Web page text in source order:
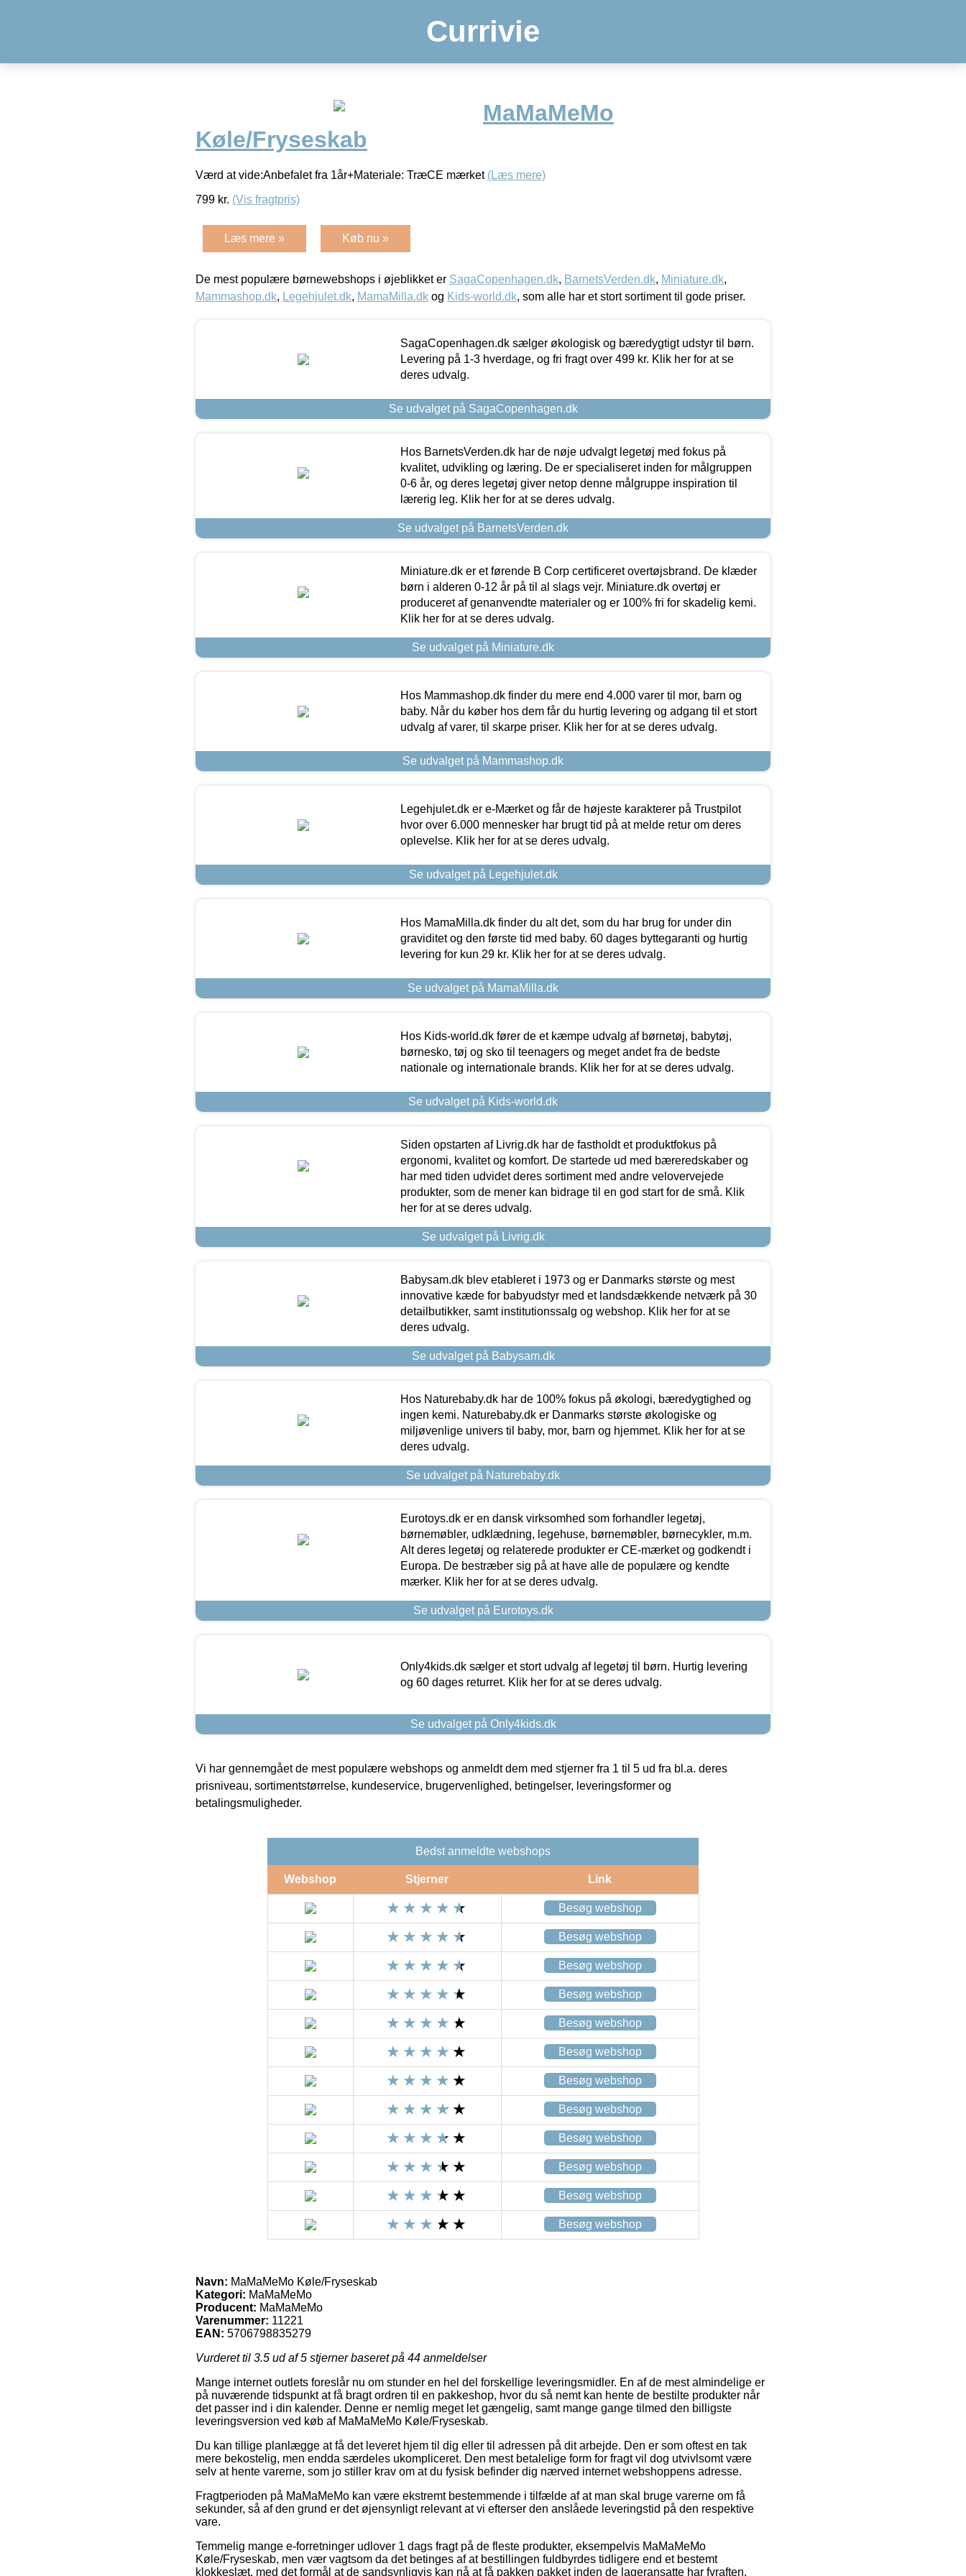
Currivie
MaMaMeMo
Køle/Fryseskab
Værd at vide:Anbefalet fra 1år+Materiale: TræCE mærket (Læs mere)
799 kr. (Vis fragtpris)
Læs mere » Køb nu »
De mest populære børnewebshops i øjeblikket er SagaCopenhagen.dk, BarnetsVerden.dk, Miniature.dk,
Mammashop.dk, Legehjulet.dk, MamaMilla.dk og Kids-world.dk, som alle har et stort sortiment til gode priser.
SagaCopenhagen.dk sælger økologisk og bæredygtigt udstyr til børn.
Levering på 1-3 hverdage, og fri fragt over 499 kr. Klik her for at se
deres udvalg.
Se udvalget på SagaCopenhagen.dk
Hos BarnetsVerden.dk har de nøje udvalgt legetøj med fokus på
kvalitet, udvikling og læring. De er specialiseret inden for målgruppen
0-6 år, og deres legetøj giver netop denne målgruppe inspiration til
lærerig leg. Klik her for at se deres udvalg.
Se udvalget på BarnetsVerden.dk
Miniature.dk er et førende B Corp certificeret overtøjsbrand. De klæder
børn i alderen 0-12 år på til al slags vejr. Miniature.dk overtøj er
produceret af genanvendte materialer og er 100% fri for skadelig kemi.
Klik her for at se deres udvalg.
Se udvalget på Miniature.dk
Hos Mammashop.dk finder du mere end 4.000 varer til mor, barn og
baby. Når du køber hos dem får du hurtig levering og adgang til et stort
udvalg af varer, til skarpe priser. Klik her for at se deres udvalg.
Se udvalget på Mammashop.dk
Legehjulet.dk er e-Mærket og får de højeste karakterer på Trustpilot
hvor over 6.000 mennesker har brugt tid på at melde retur om deres
oplevelse. Klik her for at se deres udvalg.
Se udvalget på Legehjulet.dk
Hos MamaMilla.dk finder du alt det, som du har brug for under din
graviditet og den første tid med baby. 60 dages byttegaranti og hurtig
levering for kun 29 kr. Klik her for at se deres udvalg.
Se udvalget på MamaMilla.dk
Hos Kids-world.dk fører de et kæmpe udvalg af børnetøj, babytøj,
børnesko, tøj og sko til teenagers og meget andet fra de bedste
nationale og internationale brands. Klik her for at se deres udvalg.
Se udvalget på Kids-world.dk
Siden opstarten af Livrig.dk har de fastholdt et produktfokus på
ergonomi, kvalitet og komfort. De startede ud med bæreredskaber og
har med tiden udvidet deres sortiment med andre velovervejede
produkter, som de mener kan bidrage til en god start for de små. Klik
her for at se deres udvalg.
Se udvalget på Livrig.dk
Babysam.dk blev etableret i 1973 og er Danmarks største og mest
innovative kæde for babyudstyr med et landsdækkende netværk på 30
detailbutikker, samt institutionssalg og webshop. Klik her for at se
deres udvalg.
Se udvalget på Babysam.dk
Hos Naturebaby.dk har de 100% fokus på økologi, bæredygtighed og
ingen kemi. Naturebaby.dk er Danmarks største økologiske og
miljøvenlige univers til baby, mor, barn og hjemmet. Klik her for at se
deres udvalg.
Se udvalget på Naturebaby.dk
Eurotoys.dk er en dansk virksomhed som forhandler legetøj,
børnemøbler, udklædning, legehuse, børnemøbler, børnecykler, m.m.
Alt deres legetøj og relaterede produkter er CE-mærket og godkendt i
Europa. De bestræber sig på at have alle de populære og kendte
mærker. Klik her for at se deres udvalg.
Se udvalget på Eurotoys.dk
Only4kids.dk sælger et stort udvalg af legetøj til børn. Hurtig levering
og 60 dages returret. Klik her for at se deres udvalg.
Se udvalget på Only4kids.dk
Vi har gennemgået de mest populære webshops og anmeldt dem med stjerner fra 1 til 5 ud fra bl.a. deres
prisniveau, sortimentstørrelse, kundeservice, brugervenlighed, betingelser, leveringsformer og
betalingsmuligheder.
Bedst anmeldte webshops
Webshop Stjerner Link
Besøg webshop
Besøg webshop
Besøg webshop
Besøg webshop
Besøg webshop
Besøg webshop
Besøg webshop
Besøg webshop
Besøg webshop
Besøg webshop
Besøg webshop
Besøg webshop
Navn: MaMaMeMo Køle/Fryseskab
Kategori: MaMaMeMo
Producent: MaMaMeMo
Varenummer: 11221
EAN: 5706798835279
Vurderet til 3.5 ud af 5 stjerner baseret på 44 anmeldelser
Mange internet outlets foreslår nu om stunder en hel del forskellige leveringsmidler. En af de mest almindelige er
på nuværende tidspunkt at få bragt ordren til en pakkeshop, hvor du så nemt kan hente de bestilte produkter når
det passer ind i din kalender. Denne er nemlig meget let gængelig, samt mange gange tilmed den billigste
leveringsversion ved køb af MaMaMeMo Køle/Fryseskab.
Du kan tillige planlægge at få det leveret hjem til dig eller til adressen på dit arbejde. Den er som oftest en tak
mere bekostelig, men endda særdeles ukompliceret. Den mest betalelige form for fragt vil dog utvivlsomt være
selv at hente varerne, som jo stiller krav om at du fysisk befinder dig nærved internet webshoppens adresse.
Fragtperioden på MaMaMeMo kan være ekstremt bestemmende i tilfælde af at man skal bruge varerne om få
sekunder, så af den grund er det øjensynligt relevant at vi efterser den anslåede leveringstid på den respektive
vare.
Temmelig mange e-forretninger udlover 1 dags fragt på de fleste produkter, eksempelvis MaMaMeMo
Køle/Fryseskab, men vær vagtsom da det betinges af at bestillingen fuldbyrdes tidligere end et bestemt
klokkeslæt, med det formål at de sandsynligvis kan nå at få pakken pakket inden de lageransatte har fyraften.